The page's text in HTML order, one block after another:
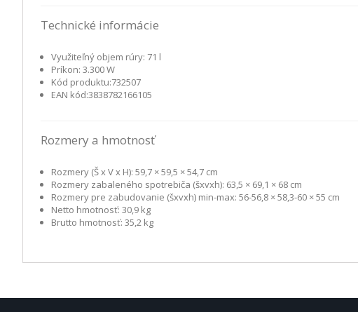
Technické informácie
Využiteľný objem rúry: 71 l
Príkon: 3.300 W
Kód produktu:732507
EAN kód:3838782166105
Rozmery a hmotnosť
Rozmery (Š x V x H): 59,7 × 59,5 × 54,7 cm
Rozmery zabaleného spotrebiča (šxvxh): 63,5 × 69,1 × 68 cm
Rozmery pre zabudovanie (šxvxh) min-max: 56-56,8 × 58,3-60 × 55 cm
Netto hmotnosť: 30,9 kg
Brutto hmotnosť: 35,2 kg